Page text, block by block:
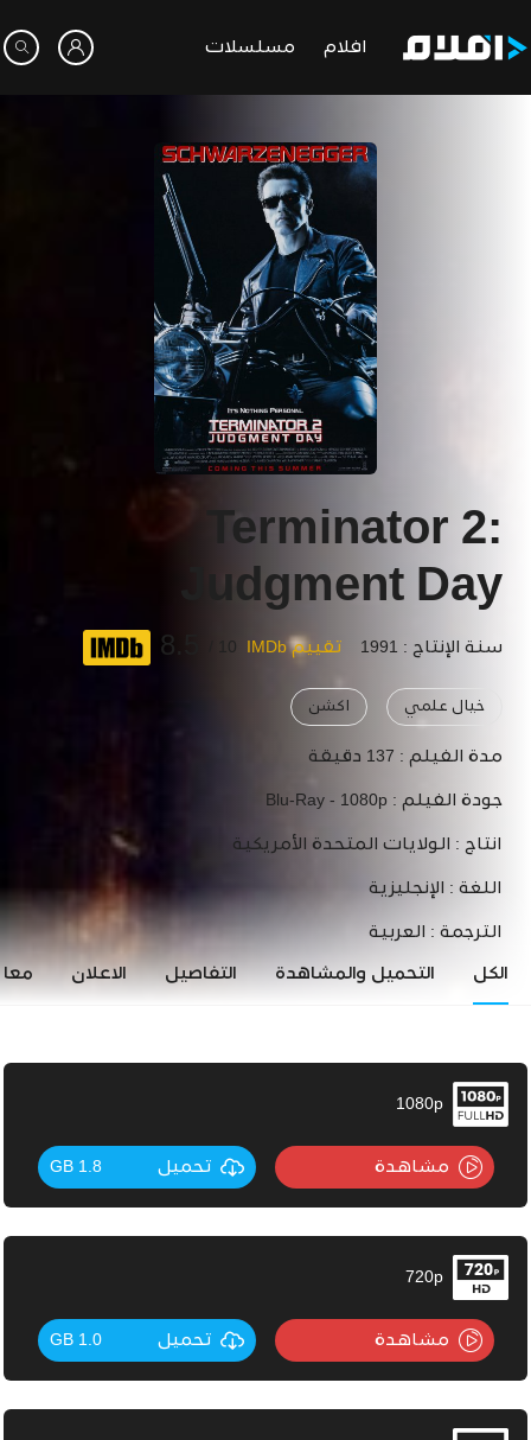
افلام مسلسلات
Terminator 2:
Judgment Day
سنة الإنتاج : 1991 تقييم IMDb 10 /
8.5
خيال علمي اكشن
مدة الفيلم : 137 دقيقة
جودة الفيلم : Blu-Ray - 1080p
انتاج : الولايات المتحدة الأمريكية
اللغة : الإنجليزية
الترجمة : العربية
الكل التحميل والمشاهدة التفاصيل الاعلان
1080p
مشاهدة تحميل 1.8 GB
720p
مشاهدة تحميل 1.0 GB